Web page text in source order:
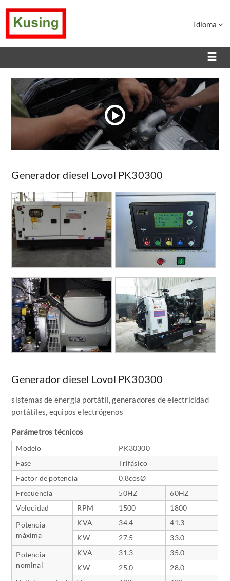
Idioma
Generador diesel Lovol PK30300
Generador diesel Lovol PK30300
sistemas de energía portátil, generadores de electricidad
portátiles, equipos electrógenos
Parámetros técnicos
Modelo
PK30300
Fase
Trifásico
Factor de potencia
0.8cosØ
Frecuencia
50HZ
60HZ
Velocidad
RPM 1500
1800
Potencia
máxima
KVA 34.4
41.3
KW
27.5
33.0
Potencia
nominal
KVA 31.3
35.0
KW
25.0
28.0